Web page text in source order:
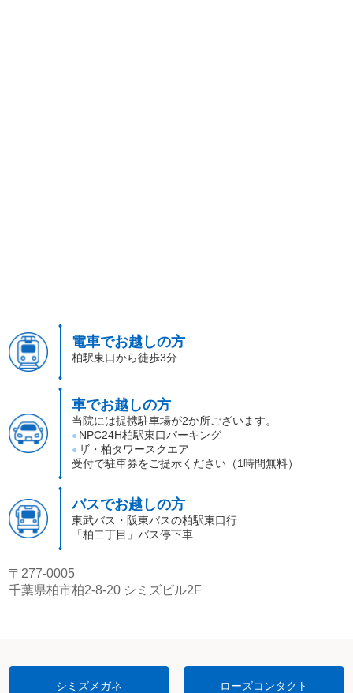
電車でお越しの方
柏駅東口から徒歩3分
車でお越しの方
当院には提携駐車場が2か所ございます。
● NPC24H柏駅東口パーキング
● ザ・柏タワースクエア
受付で駐車券をご提示ください（1時間無料）
バスでお越しの方
東武バス・阪東バスの柏駅東口行
「柏二丁目」バス停下車
〒277-0005
千葉県柏市柏2-8-20 シミズビル2F
シミズメガネ ローズコンタクト